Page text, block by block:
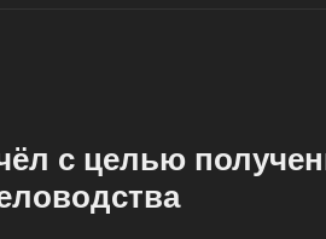
с целью